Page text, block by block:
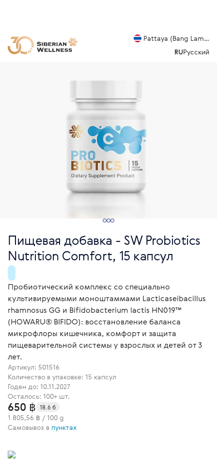
Pattaya (Bang
RUРусский
Пищевая добавка - SW Probiotics
Nutrition Comfort, 15 капсул
Пробиотический комплекс со специально
культивируемыми моноштаммами Lacticaseibacillus
rhamnosus GG и Bifidobacterium lactis HN019™
(HOWARU® BIFIDO): восстановление баланса
микрофлоры кишечника, комфорт и защита
пищеварительной системы у взрослых и детей от 3
лет.
Артикул: 501516
Количество в упаковке: 15 капсул
Годен до: 10.11.2027
Осталось: 100+ шт.
650 ฿ 18.6 б
1 805,56 ฿ / 100 g
Самовывоз в пунктах